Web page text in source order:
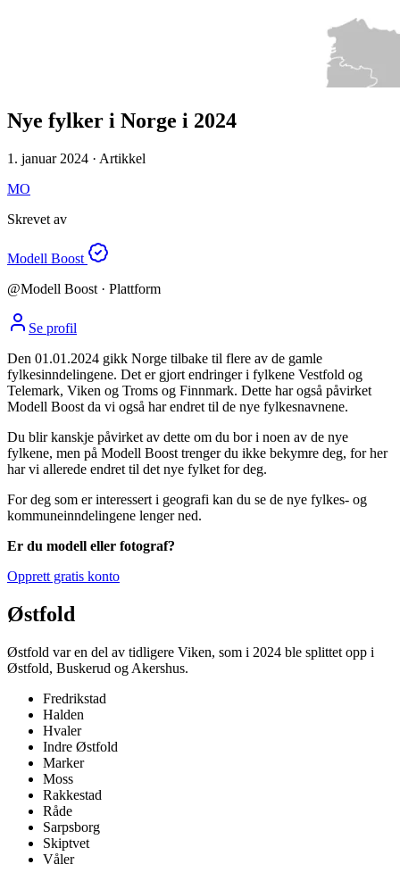
Nye fylker i Norge i 2024
1. januar 2024 · Artikkel
MO
Skrevet av
Modell Boost
@Modell Boost · Plattform
Se profil
Den 01.01.2024 gikk Norge tilbake til flere av de gamle
fylkesinndelingene. Det er gjort endringer i fylkene Vestfold og
Telemark, Viken og Troms og Finnmark. Dette har også påvirket
Modell Boost da vi også har endret til de nye fylkesnavnene.
Du blir kanskje påvirket av dette om du bor i noen av de nye
fylkene, men på Modell Boost trenger du ikke bekymre deg, for her
har vi allerede endret til det nye fylket for deg.
For deg som er interessert i geografi kan du se de nye fylkes- og
kommuneinndelingene lenger ned.
Er du modell eller fotograf?
Opprett gratis konto
Østfold
Østfold var en del av tidligere Viken, som i 2024 ble splittet opp i
Østfold, Buskerud og Akershus.
Fredrikstad
Halden
Hvaler
Indre Østfold
Marker
Moss
Rakkestad
Råde
Sarpsborg
Skiptvet
Våler